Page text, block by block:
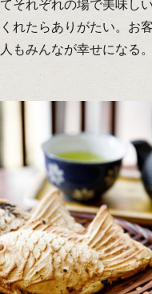
それぞれの場で美味し
れたらありがたい。お
もみんなが幸せになる